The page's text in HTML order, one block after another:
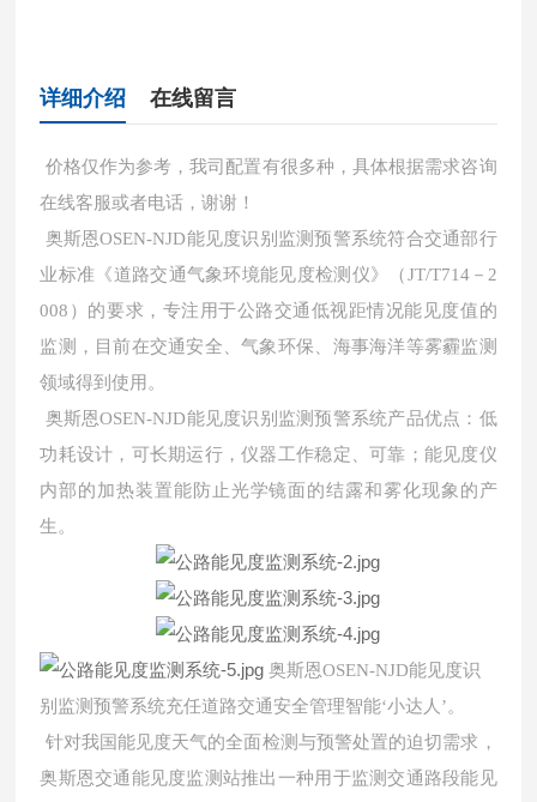
详细介绍 在线留言
价格仅作为参考，我司配置有很多种，具体根据需求咨询
在线客服或者电话，谢谢！
奥斯恩OSEN-NJD能见度识别监测预警系统符合交通部行
业标准《道路交通气象环境能见度检测仪》（JT/T714－2
008）的要求，专注用于公路交通低视距情况能见度值的
监测，目前在交通安全、气象环保、海事海洋等雾霾监测
领域得到使用。
奥斯恩OSEN-NJD能见度识别监测预警系统产品优点：低
功耗设计，可长期运行，仪器工作稳定、可靠；能见度仪
内部的加热装置能防止光学镜面的结露和雾化现象的产
生。
奥斯恩OSEN-NJD能见度识
别监测预警系统充任道路交通安全管理智能‘小达人’。
针对我国能见度天气的全面检测与预警处置的迫切需求，
奥斯恩交通能见度监测站推出一种用于监测交通路段能见